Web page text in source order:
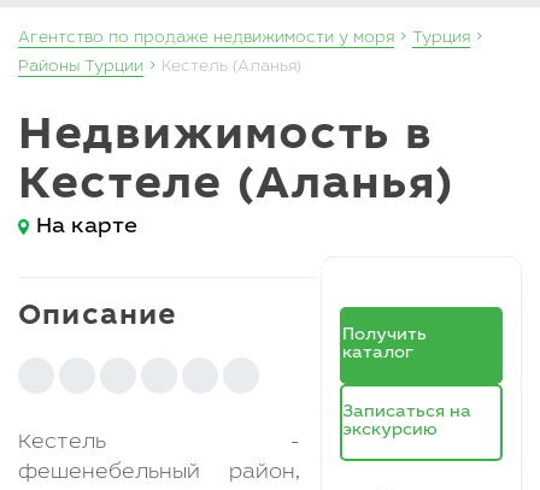
Агентство по продаже недвижимости у моря
Турция
Районы Турции
Кестель (Аланья)
Недвижимость в
Кестеле (Аланья)
На карте
Описание
Кестель -
фешенебельный район,
Получить
каталог
Записаться на
экскурсию